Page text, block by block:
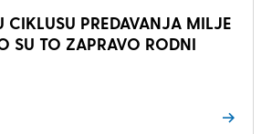
CIKLUSU PREDAVANJA MILJE
SU TO ZAPRAVO RODNI